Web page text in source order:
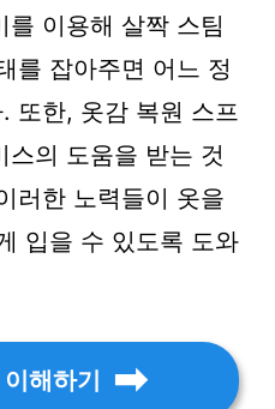
이용해 살짝 스팀
를 잡아주면 어느 정
또한, 옷감 복원 스프
의 도움을 받는 것
러한 노력들이 옷을
입을 수 있도록 도와
해하기